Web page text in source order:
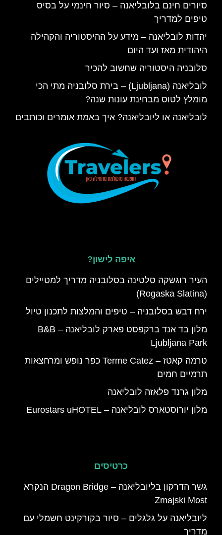
סיורים חינם בלובליאנה – סיור חינמי על בסיס
טיפים למדריך
יהדות לובליאנה – מידע על ההיסטוריה והקהילה
היהודית מאז ועד היום
סלובניה היסטוריה שחשוב להכיר
לובליאנה (Ljubljana) – בירת סלובניה מתי הכי
מומלץ לטוס מבחינת עונות שנה?
לובליאנה או ליובליאנה? איך באמת אומרים וכותבים
איפה לישון?
העיר רוגשקה סלטינה בסלובניה מדריך למטיילים
(Rogaska Slatina)
ירח דבש בסלובניה – טיפים והמלצות לתכנון טיול
מלון בד אנד ברקפסט פארק לובליאנה – B&B
Ljubljana Park
טרמה קאטז – Terme Catez כפר נופש ומרחצאות
תרמיים חמים
מלון גרנד פלאזה לובליאנה
מלון יורוסטארס לובליאנה – Eurostars uHOTEL
כרטיסים
גשר הדרקון בליובליאנה – Dragon Bridge הנקרא
Zmajski Most
ליובליאנה על גלגלים – סיור בקורקינט חשמלי עם
מדריך